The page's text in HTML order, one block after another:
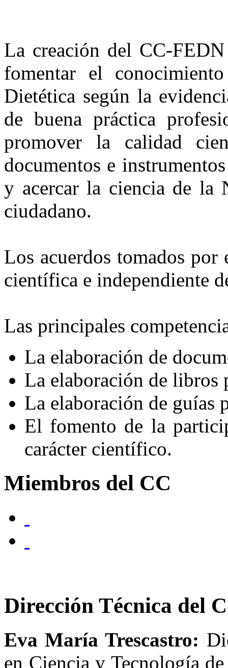
La creación del CC-
fomentar el
Dietética según la
de buena práctica
promover la calidad
documentos e
y acercar la ciencia de la
ciudadano.
Los acuerdos tomados
científica e independiente
Las principales
La elaboración de
La elaboración de libros
La elaboración de guías
El fomento de la
carácter científico.
Miembros del CC
Dirección Técnica del
Eva María Trescastro:
en Ciencia y Tecnología